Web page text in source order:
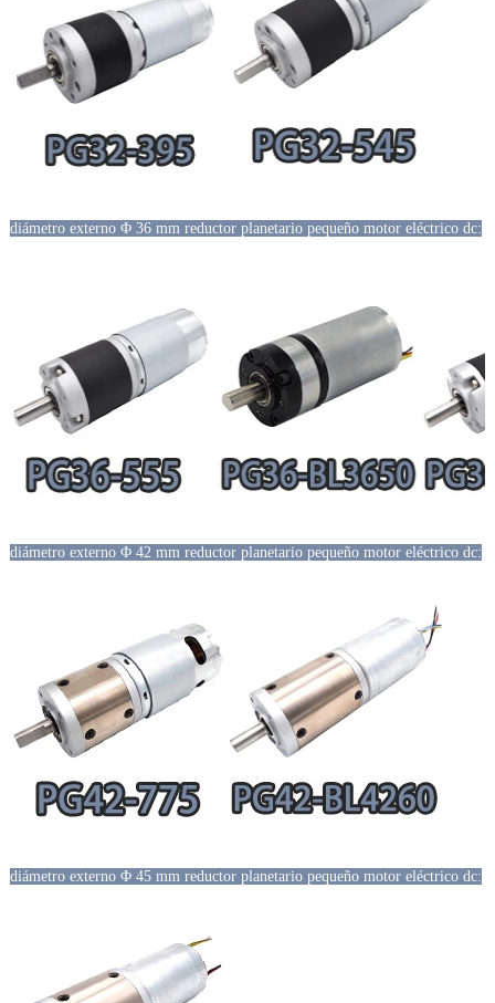
diámetro externo Φ 36 mm reductor planetario pequeño motor eléctrico dc:
diámetro externo Φ 42 mm reductor planetario pequeño motor eléctrico dc:
diámetro externo Φ 45 mm reductor planetario pequeño motor eléctrico dc: